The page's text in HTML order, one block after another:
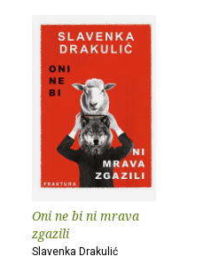
Oni ne bi ni mrava
zgazili
Slavenka Drakulić